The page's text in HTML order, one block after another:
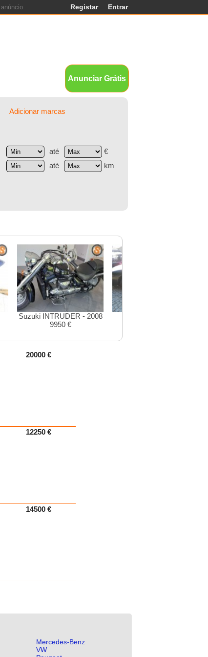
Entrar
Registar
Anunciar Grátis
Adicionar marcas
até €
até km
Suzuki INTRUDER - 2008
9950 €
20000 €
12250 €
14500 €
Mercedes-Benz
VW